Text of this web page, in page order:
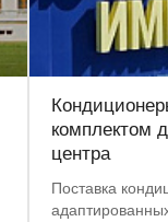
комплектом
центра
Поставка